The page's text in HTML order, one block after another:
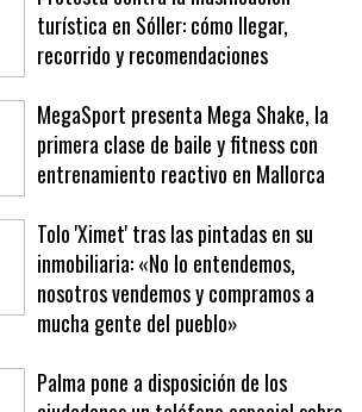
Protesta contra la masificación
turística en Sóller: cómo llegar,
recorrido y recomendaciones
MegaSport presenta Mega Shake, la
primera clase de baile y fitness con
entrenamiento reactivo en Mallorca
Tolo 'Ximet' tras las pintadas en su
inmobiliaria: «No lo entendemos,
nosotros vendemos y compramos a
mucha gente del pueblo»